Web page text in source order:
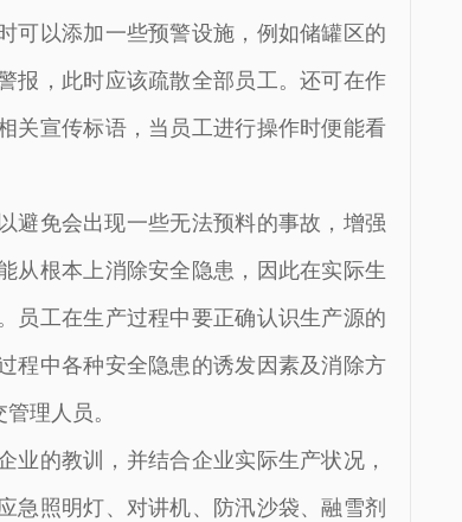
可以添加一些预警设施，例如储罐区的
报，此时应该疏散全部员工。还可在作
关宣传标语，当员工进行操作时便能看
避免会出现一些无法预料的事故，增强
从根本上消除安全隐患，因此在实际生
员工在生产过程中要正确认识生产源的
程中各种安全隐患的诱发因素及消除方
理人员。
业的教训，并结合企业实际生产状况，
急照明灯、对讲机、防汛沙袋、融雪剂